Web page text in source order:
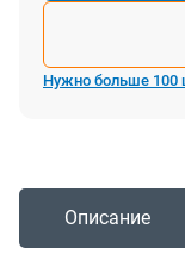
Нужно больше 100
Описание